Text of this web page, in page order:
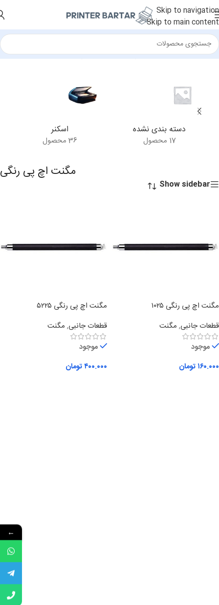
Skip to navigation
Skip to main content
خانه/محصولات برچسب خورده “مگنت اچ پی رنگی”
دسته بندی نشده
17 محصول
اسکنر
36 محصول
مگنت اچ پی رنگی
Show sidebar
مگنت اچ پی رنگی ۱۰۲۵
قطعات جانبی, مگنت
موجود
۱۶۰.۰۰۰ تومان
مگنت اچ پی رنگی ۵۲۲۵
قطعات جانبی, مگنت
موجود
۴۰۰.۰۰۰تومان
←